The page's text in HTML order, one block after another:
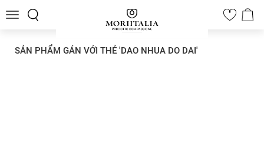
Toggle
0
SẢN PHẨM GÁN VỚI THẺ 'DAO NHUA DO DAI'